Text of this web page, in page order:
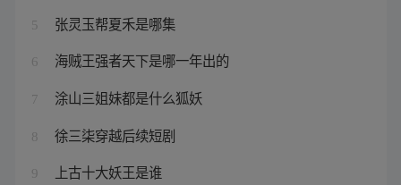
5 张灵玉帮夏禾是哪集
6 海贼王强者天下是哪一年出的
7 涂山三姐妹都是什么狐妖
8 徐三柒穿越后续短剧
9 上古十大妖王是谁